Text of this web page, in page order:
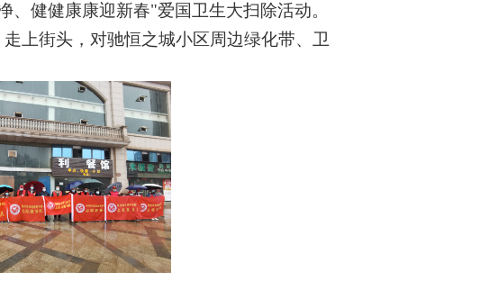
、健健康康迎新春"爱国卫生大扫除活动。
上街头，对驰恒之城小区周边绿化带、卫